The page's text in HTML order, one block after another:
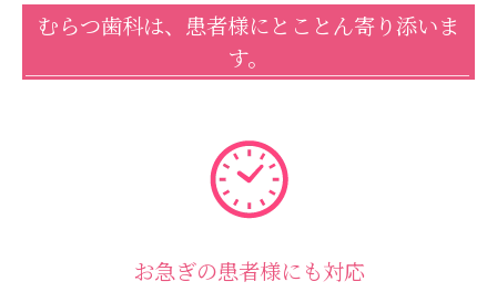
むらつ歯科は、患者様にとことん寄り添いま
す。
お急ぎの患者様にも対応